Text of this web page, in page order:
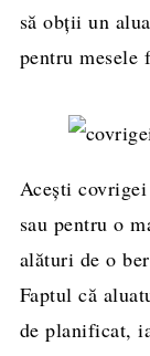
să obții un
pentru mesele
Acești
sau pentru o
alături de o
Faptul că
de planificat,